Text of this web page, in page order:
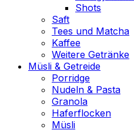
Shots
Saft
Tees und Matcha
Kaffee
Weitere Getränke
Müsli & Getreide
Porridge
Nudeln & Pasta
Granola
Haferflocken
Müsli